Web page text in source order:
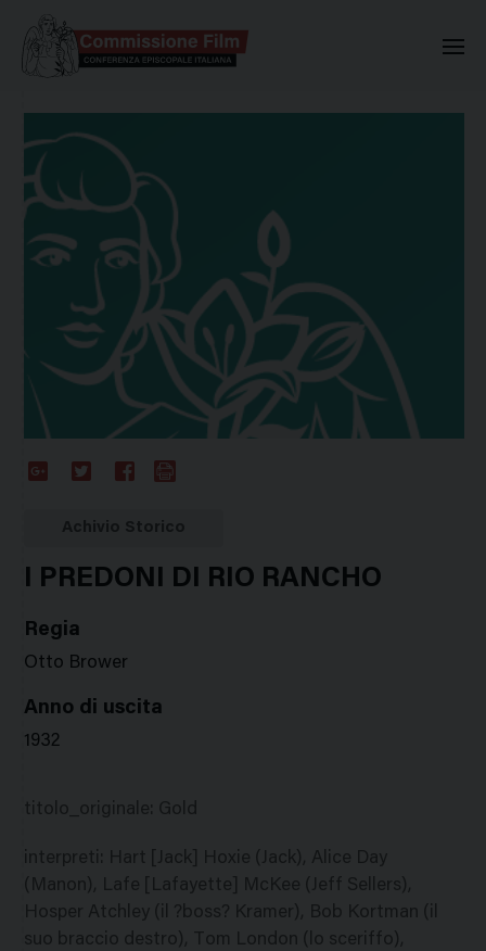
I PREDONI DI RIO RANCHO
Regia
Otto Brower
Anno di uscita
1932
titolo_originale: Gold
interpreti: Hart [Jack] Hoxie (Jack), Alice Day
(Manon), Lafe [Lafayette] McKee (Jeff Sellers),
Hosper Atchley (il ?boss? Kramer), Bob Kortman (il
suo braccio destro), Tom London (lo sceriffo),